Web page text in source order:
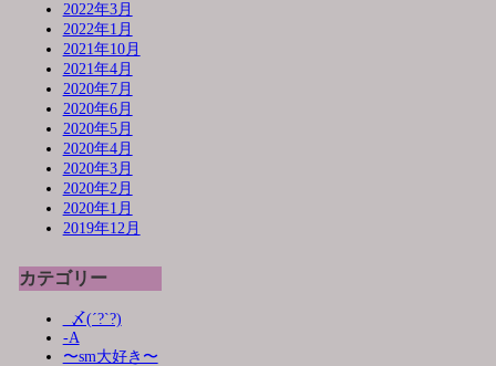
2022年3月
2022年1月
2021年10月
2021年4月
2020年7月
2020年6月
2020年5月
2020年4月
2020年3月
2020年2月
2020年1月
2019年12月
カテゴリー
_〆(´?`?)
-A
〜sm大好き〜